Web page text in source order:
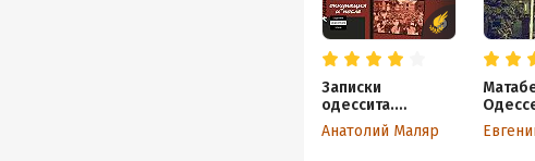
Записки
одессита.
Оккупация и
после…
Анатолий Маляр